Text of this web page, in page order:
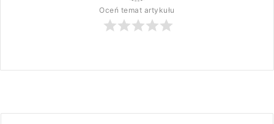
Oceń temat artykułu